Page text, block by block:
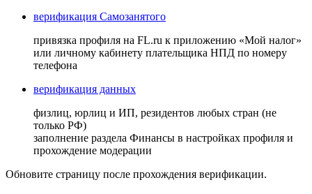
верификация Самозанятого
привязка профиля на FL.ru к приложению «Мой налог»
или личному кабинету плательщика НПД по номеру
телефона
верификация данных
физлиц, юрлиц и ИП, резидентов любых стран (не
только РФ)
заполнение раздела Финансы в настройках профиля и
прохождение модерации
Обновите страницу после прохождения верификации.